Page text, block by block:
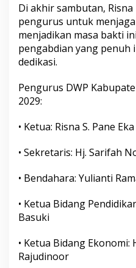
Di akhir sambutan,
pengurus untuk
menjadikan masa bakti
pengabdian yang penuh
dedikasi.
Pengurus DWP
2029:
• Ketua: Risna S. Pane
• Sekretaris: Hj. Sarifah
• Bendahara: Yulianti
• Ketua Bidang
Basuki
• Ketua Bidang Ekonomi:
Rajudinoor